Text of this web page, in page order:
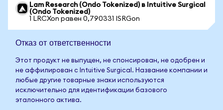
Lam Research (Ondo Tokenized) в Intuitive Surgical
(Ondo Tokenized)
1 LRCXon равен 0,790331 ISRGon
Отказ от ответственности
Этот продукт не выпущен, не спонсирован, не одобрен и
не аффилирован с Intuitive Surgical. Название компании и
любые другие товарные знаки используются
исключительно для идентификации базового
эталонного актива.